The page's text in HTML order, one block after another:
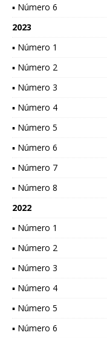
▪ Número 6
2023
▪ Número 1
▪ Número 2
▪ Número 3
▪ Número 4
▪ Número 5
▪ Número 6
▪ Número 7
▪ Número 8
2022
▪ Número 1
▪ Número 2
▪ Número 3
▪ Número 4
▪ Número 5
▪ Número 6